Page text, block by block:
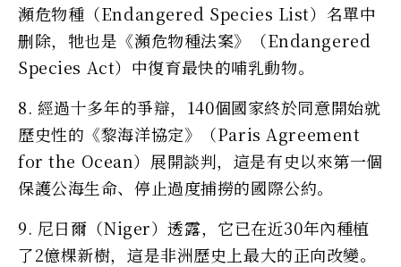
瀕危物種（Endangered Species List）名單中
删除，牠也是《瀕危物種法案》（Endangered
Species Act）中復育最快的哺乳動物。
8. 經過十多年的爭辯，140個國家終於同意開始就
歷史性的《黎海洋協定》（Paris Agreement
for the Ocean）展開談判，這是有史以來第一個
保護公海生命、停止過度捕撈的國際公約。
9. 尼日爾（Niger）透露，它已在近30年內種植
了2億棵新樹，這是非洲歷史上最大的正向改變。